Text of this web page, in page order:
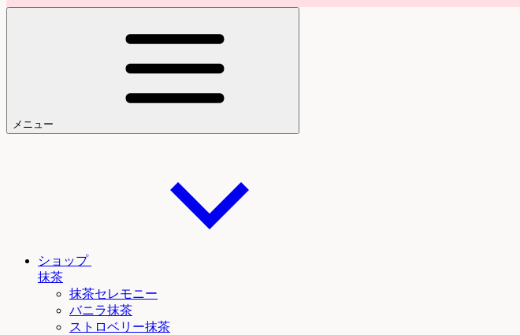
メニュー
ショップ
抹茶
抹茶セレモニー
バニラ抹茶
ストロベリー抹茶